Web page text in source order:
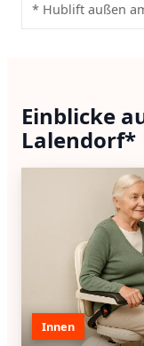
* Hublift außen
Einblicke
Lalendorf*
Innen